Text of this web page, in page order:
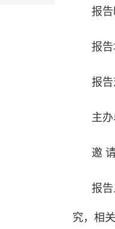
报
报
报
主
邀
报
究，相